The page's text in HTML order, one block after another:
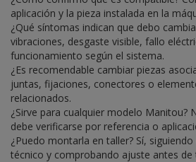
aplicación y la pieza instalada en la
¿Qué síntomas indican que debo
vibraciones, desgaste visible, fallo
funcionamiento según el sistema.
¿Es recomendable cambiar piezas
juntas, fijaciones, conectores o
relacionados.
¿Sirve para cualquier modelo Manitou?
debe verificarse por referencia o
¿Puedo montarla en taller? Sí,
técnico y comprobando ajuste antes de